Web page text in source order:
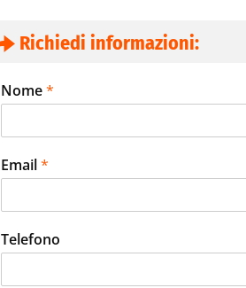
Richiedi informazioni:
Nome*
Email*
Telefono